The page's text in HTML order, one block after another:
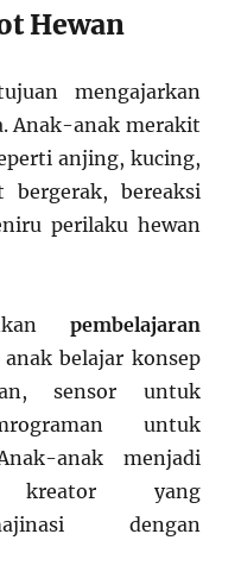
Hewan
mengajarkan
Anak-anak merakit
anjing, kucing,
bereaksi
perilaku hewan
pembelajaran
belajar konsep
sensor untuk
untuk
anak menjadi
kreator yang
dengan